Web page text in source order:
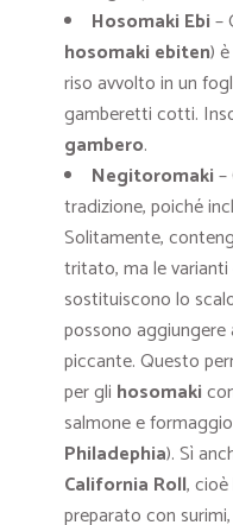
Hosomaki Ebi–
hosomaki ebiten)
riso avvolto in un
gamberetti cotti.
gambero.
Negitoromaki
tradizione, poiché
Solitamente,
tritato, ma le
sostituiscono lo
possono aggiungere
piccante. Questo
per gli hosomaki
salmone e
Philadephia). Sì
California Roll,
preparato con